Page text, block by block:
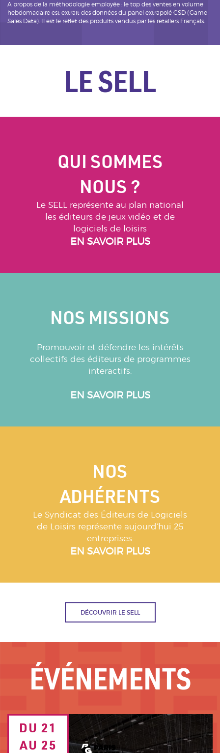
A propos de la méthodologie employée : le top des ventes en volume
hebdomadaire est extrait des données du panel extrapolé GSD (Game
Sales Data). Il est le reflet des produits vendus par les retailers Français.
LE SELL
QUI SOMMES
NOUS ?
Le SELL représente au plan national
les éditeurs de jeux vidéo et de
logiciels de loisirs
EN SAVOIR PLUS
NOS MISSIONS
Promouvoir et défendre les intérêts
collectifs des éditeurs de programmes
interactifs.
EN SAVOIR PLUS
NOS
ADHÉRENTS
Le Syndicat des Éditeurs de Logiciels
de Loisirs représente aujourd’hui 25
entreprises.
EN SAVOIR PLUS
DÉCOUVRIR LE SELL
ÉVÉNEMENTS
TEXTE
DATE
DU 21
AU 25
fond